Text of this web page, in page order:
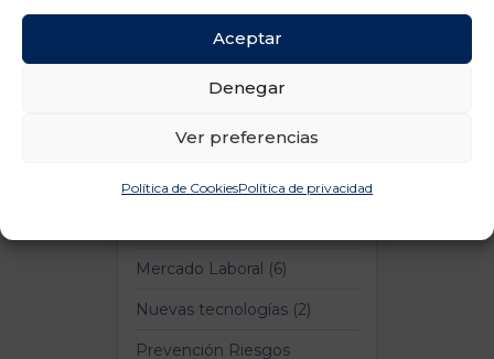
Aceptar
Denegar
Ver preferencias
Política de CookiesPolítica de privacidad
Comunicación (10)
Digitalización (1)
Francisco Aranda (1)
Mercado Laboral (6)
Nuevas tecnologías (2)
Prevención Riesgos